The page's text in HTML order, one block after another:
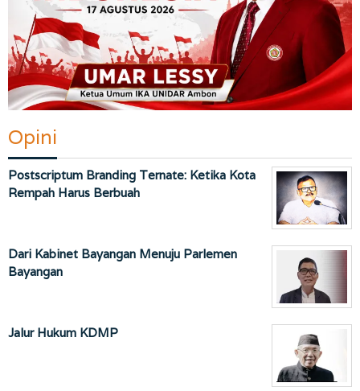
Opini
Postscriptum Branding Ternate: Ketika Kota
Rempah Harus Berbuah
Dari Kabinet Bayangan Menuju Parlemen
Bayangan
Jalur Hukum KDMP